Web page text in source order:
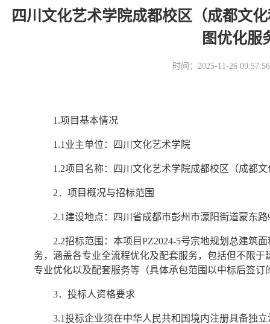
四川文化艺术学院成都校区（成都文
图优化服
时间：2025-11-26
1.项目基本情况
1.1业主单位：四川文化艺术学院
1.2项目名称：四川文化艺术学院成都校区（成都
2．项目概况与招标范围
2.1建设地点：四川省成都市彭州市濛阳街道蒙东路
2.2招标范围：本项目PZ2024-5号宗地规划总建筑
务，涵盖各专业全流程优化及配套服务，包括但不限
专业优化以及配套服务等（具体承包范围以中标后签订
3．投标人资格要求
3.1投标企业须在中华人民共和国境内注册具备独